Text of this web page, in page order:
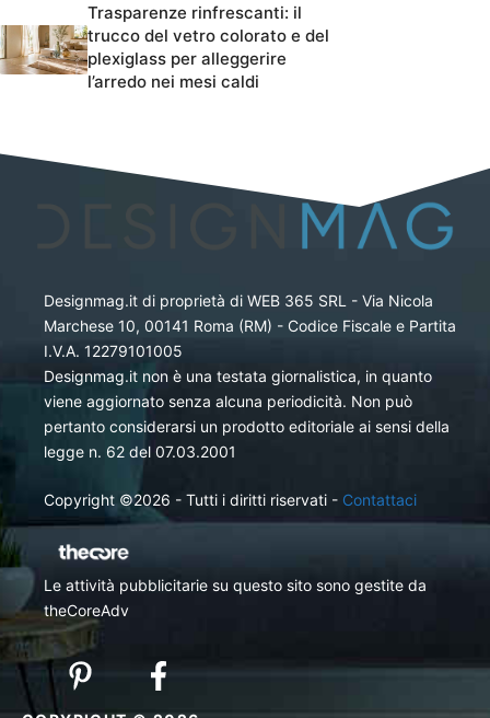
Trasparenze rinfrescanti: il
trucco del vetro colorato e del
plexiglass per alleggerire
l’arredo nei mesi caldi
Designmag.it di proprietà di WEB 365 SRL - Via Nicola
Marchese 10, 00141 Roma (RM) - Codice Fiscale e Partita
I.V.A. 12279101005
Designmag.it non è una testata giornalistica, in quanto
viene aggiornato senza alcuna periodicità. Non può
pertanto considerarsi un prodotto editoriale ai sensi della
legge n. 62 del 07.03.2001
Copyright ©2026 - Tutti i diritti riservati - Contattaci
Le attività pubblicitarie su questo sito sono gestite da
theCoreAdv